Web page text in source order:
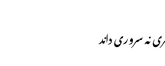
نہ سروری داند